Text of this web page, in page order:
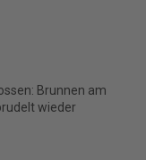
Brunnen am
wieder